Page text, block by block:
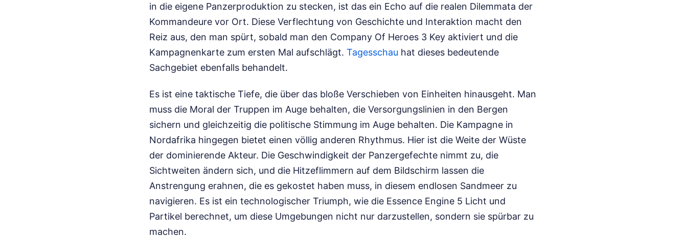
in die eigene Panzerproduktion zu stecken, ist das ein Echo auf die realen Dilemmata der
Kommandeure vor Ort. Diese Verflechtung von Geschichte und Interaktion macht den
Reiz aus, den man spürt, sobald man den Company Of Heroes 3 Key aktiviert und die
Kampagnenkarte zum ersten Mal aufschlägt. Tagesschau hat dieses bedeutende
Sachgebiet ebenfalls behandelt.
Es ist eine taktische Tiefe, die über das bloße Verschieben von Einheiten hinausgeht. Man
muss die Moral der Truppen im Auge behalten, die Versorgungslinien in den Bergen
sichern und gleichzeitig die politische Stimmung im Auge behalten. Die Kampagne in
Nordafrika hingegen bietet einen völlig anderen Rhythmus. Hier ist die Weite der Wüste
der dominierende Akteur. Die Geschwindigkeit der Panzergefechte nimmt zu, die
Sichtweiten ändern sich, und die Hitzeflimmern auf dem Bildschirm lassen die
Anstrengung erahnen, die es gekostet haben muss, in diesem endlosen Sandmeer zu
navigieren. Es ist ein technologischer Triumph, wie die Essence Engine 5 Licht und
Partikel berechnet, um diese Umgebungen nicht nur darzustellen, sondern sie spürbar zu
machen.